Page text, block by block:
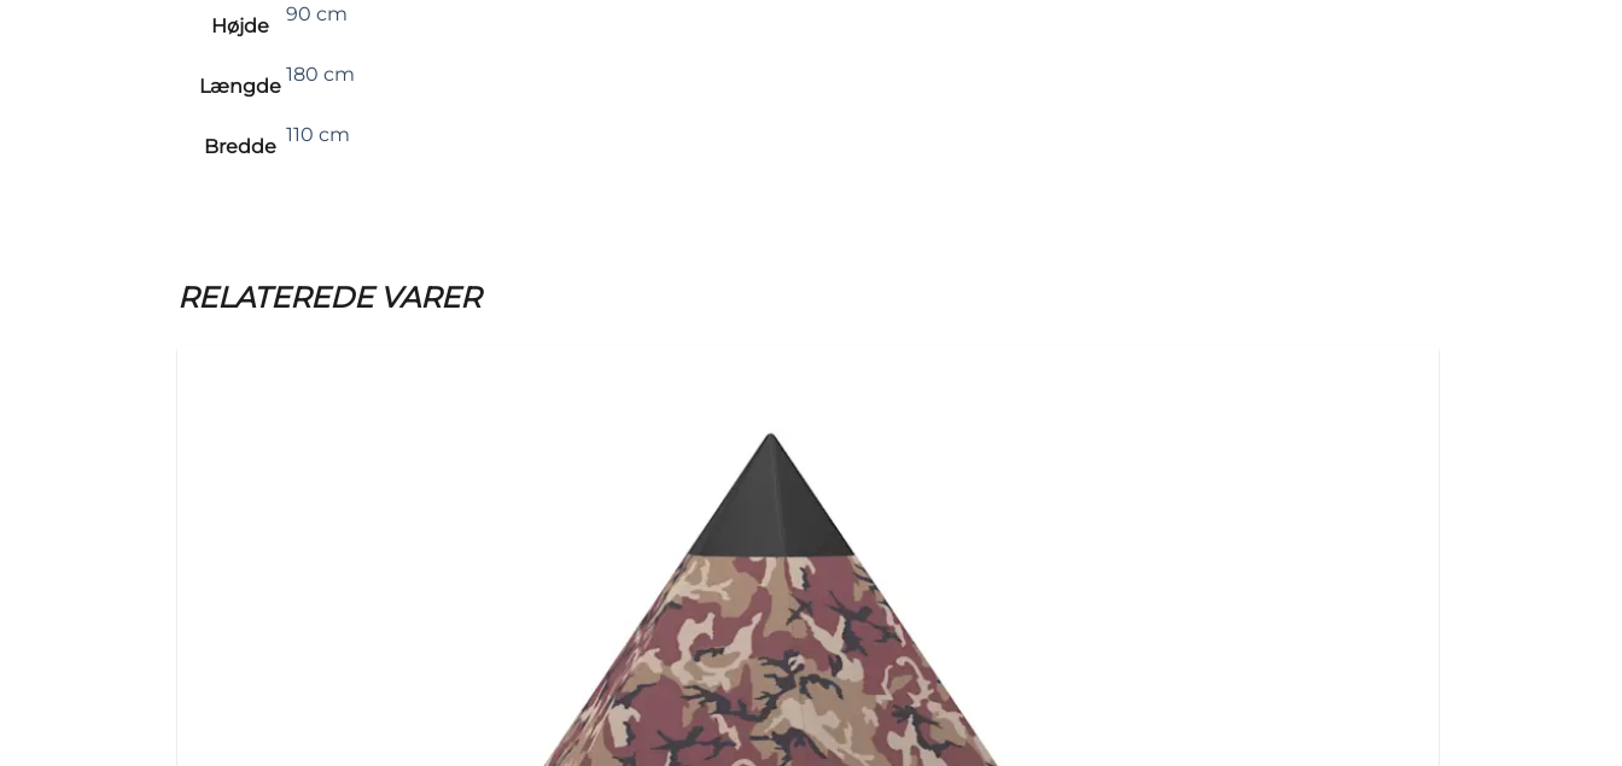
Højde
90 cm
Længde
180 cm
Bredde
110 cm
RELATEREDE VARER